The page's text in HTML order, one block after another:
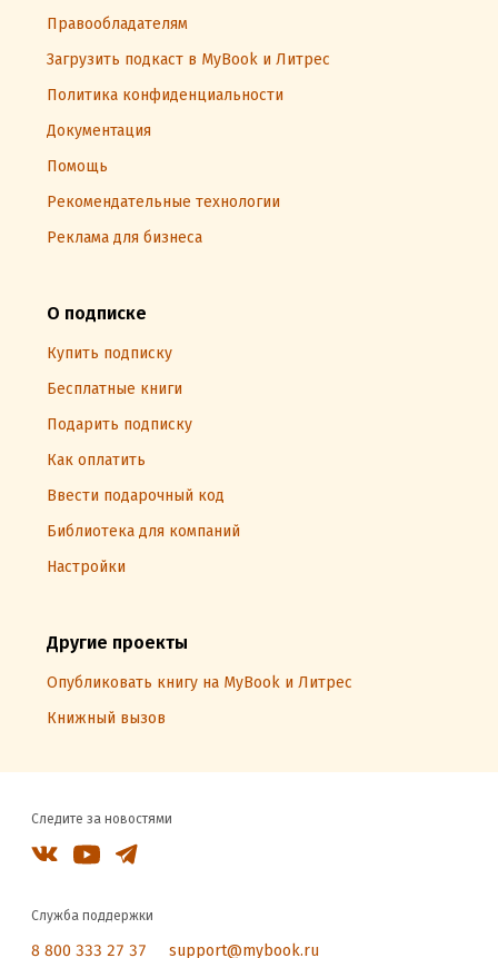
Правообладателям
Загрузить подкаст в MyBook и Литрес
Политика конфиденциальности
Документация
Помощь
Рекомендательные технологии
Реклама для бизнеса
О подписке
Купить подписку
Бесплатные книги
Подарить подписку
Как оплатить
Ввести подарочный код
Библиотека для компаний
Настройки
Другие проекты
Опубликовать книгу на MyBook и Литрес
Книжный вызов
Следите за новостями
Служба поддержки
8 800 333 27 37 support@mybook.ru